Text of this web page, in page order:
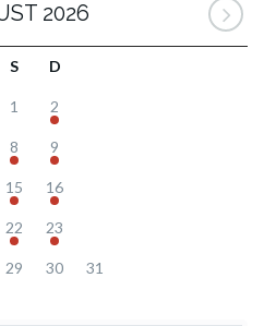
2026
S D
1 2
8 9
15 16
22 23
29 30 31